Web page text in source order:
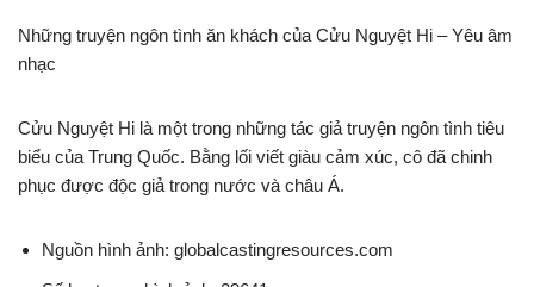
Những truyện ngôn tình ăn khách của Cửu Nguyệt Hi – Yêu âm
nhạc
Cửu Nguyệt Hi là một trong những tác giả truyện ngôn tình tiêu
biểu của Trung Quốc. Bằng lối viết giàu cảm xúc, cô đã chinh
phục được độc giả trong nước và châu Á.
Nguồn hình ảnh: globalcastingresources.com